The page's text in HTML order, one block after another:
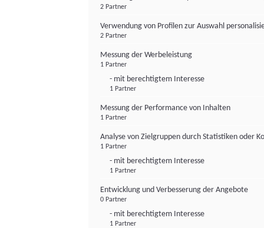
2 Partner
Verwendung von Profilen zur Auswahl
2 Partner
Messung der Werbeleistung
1 Partner
- mit berechtigtem Interesse
1 Partner
Messung der Performance von Inhalten
1 Partner
Analyse von Zielgruppen durch Statistiken oder
1 Partner
- mit berechtigtem Interesse
1 Partner
Entwicklung und Verbesserung der Angebote
0 Partner
- mit berechtigtem Interesse
1 Partner